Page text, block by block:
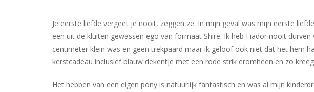
Je eerste liefde vergeet je nooit, zeggen ze. In mijn geval was mijn eerste
een uit de kluiten gewassen ego van formaat Shire. Ik heb Fiador nooit
centimeter klein was en geen trekpaard maar ik geloof ook niet dat het hem
kerstcadeau inclusief blauw dekentje met een rode strik eromheen en zo
Het hebben van een eigen pony is natuurlijk fantastisch en was al mijn